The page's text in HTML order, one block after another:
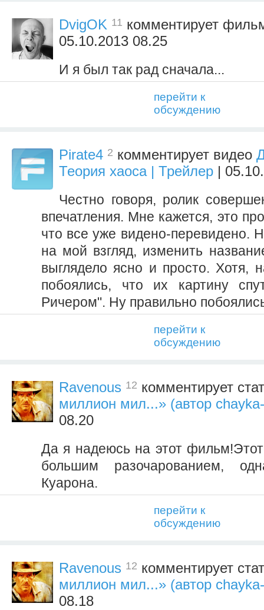
DvigOK 11 комментирует
05.10.2013 08.25
И я был так рад сначала...
перейти к
обсуждению
Pirate4 2 комментирует видео
Теория хаоса | Трейлер |
Честно говоря, ролик
впечатления. Мне кажется, это
что все уже видено-перевидено.
на мой взгляд, изменить
выглядело ясно и просто. Хотя,
побоялись, что их картину
Ричером". Ну правильно
перейти к
обсуждению
Ravenous 12 комментирует
миллион мил...» (автор
08.20
Да я надеюсь на этот
большим разочарованием,
Куарона.
перейти к
обсуждению
Ravenous 12 комментирует
миллион мил...» (автор
08.18